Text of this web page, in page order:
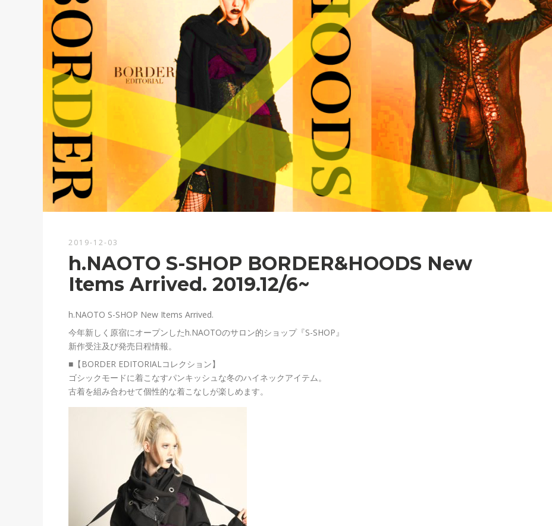
2019-12-03
h.NAOTO S-SHOP BORDER&HOODS New
Items Arrived. 2019.12/6~
h.NAOTO S-SHOP New Items Arrived.
今年新しく原宿にオープンしたh.NAOTOのサロン的ショップ『S-SHOP』
新作受注及び発売日程情報。
■【BORDER EDITORIALコレクション】
ゴシックモードに着こなすパンキッシュな冬のハイネックアイテム。
古着を組み合わせて個性的な着こなしが楽しめます。